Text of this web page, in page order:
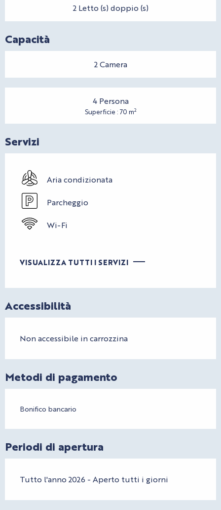
2 Letto (s) doppio (s)
Capacità
2 Camera
4 Persona
Superficie : 70 m2
Servizi
Aria condizionata
Parcheggio
Wi-Fi
VISUALIZZA TUTTI I SERVIZI
Accessibilità
Non accessibile in carrozzina
Metodi di pagamento
Bonifico bancario
Periodi di apertura
Tutto l'anno 2026 - Aperto tutti i giorni